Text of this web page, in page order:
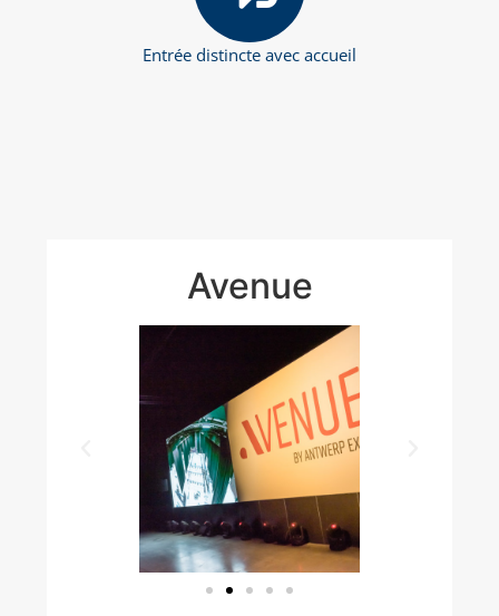
Entrée distincte avec accueil
Avenue